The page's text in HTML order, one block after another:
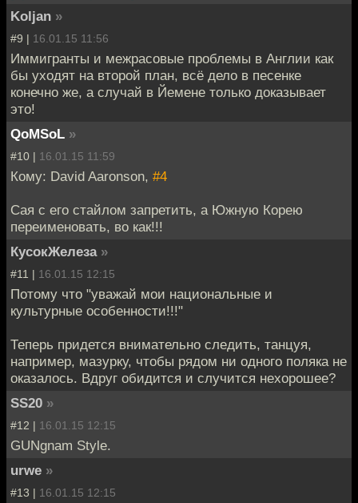
Koljan »
#9 | 16.01.15 11:56
Иммигранты и межрасовые проблемы в Англии как
бы уходят на второй план, всё дело в песенке
конечно же, а случай в Йемене только доказывает
это!
QoMSoL »
#10 | 16.01.15 11:59
Кому: David Aaronson, #4
Сая с его стайлом запретить, а Южную Корею
переименовать, во как!!!
КусокЖелеза »
#11 | 16.01.15 12:15
Потому что "уважай мои национальные и
культурные особенности!!!"
Теперь придется внимательно следить, танцуя,
например, мазурку, чтобы рядом ни одного поляка не
оказалось. Вдруг обидится и случится нехорошее?
SS20 »
#12 | 16.01.15 12:15
GUNgnam Style.
urwe »
#13 | 16.01.15 12:15